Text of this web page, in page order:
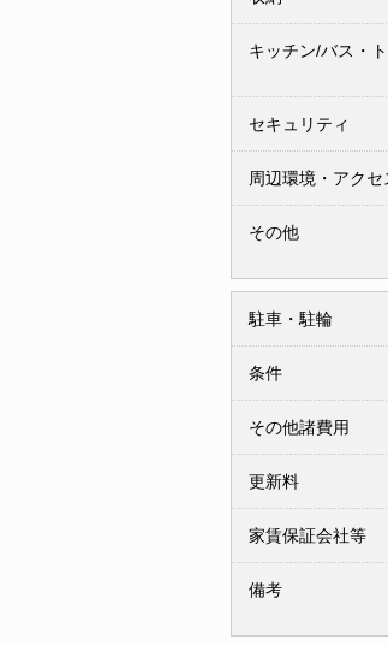
キッチン/バス・
セキュリティ
周辺環境・アクセ
その他
駐車・駐輪
条件
その他諸費用
更新料
家賃保証会社等
備考